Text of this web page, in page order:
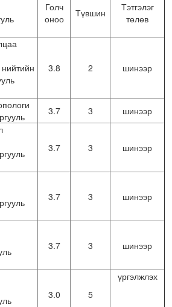
Голч
оноо
Түвшин
Тэтгэлэг
төлөв
3.8 2 шинээр
3.7 3 шинээр
3.7 3 шинээр
3.7 3 шинээр
3.7 3 шинээр
3.0 5
үргэлжлэх